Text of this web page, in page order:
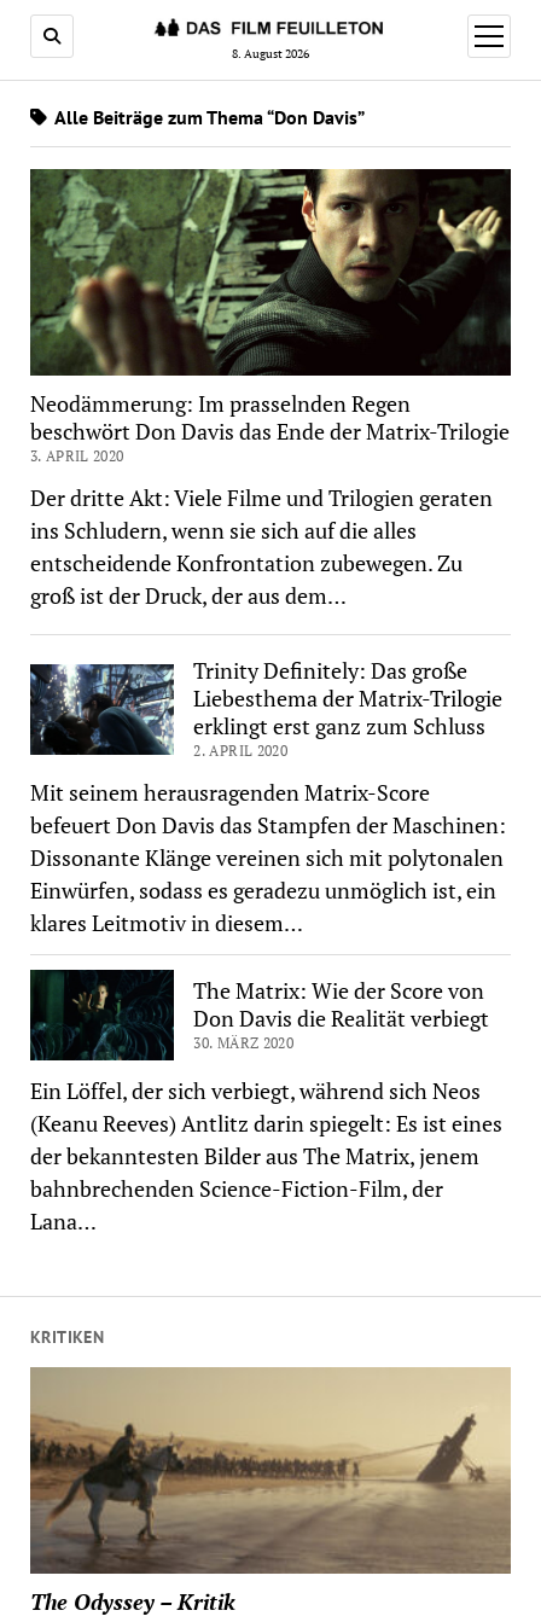
8. August 2026
Menü
öffnen
KRITIKEN
The Odyssey – Kritik
Alle Beiträge zum Thema “Don Davis”
Neodämmerung: Im prasselnden Regen
beschwört Don Davis das Ende der Matrix-Trilogie
3. APRIL 2020
Der dritte Akt: Viele Filme und Trilogien geraten
ins Schludern, wenn sie sich auf die alles
entscheidende Konfrontation zubewegen. Zu
groß ist der Druck, der aus dem…
Trinity Definitely: Das große
Liebesthema der Matrix-Trilogie
erklingt erst ganz zum Schluss
2. APRIL 2020
Mit seinem herausragenden Matrix-Score
befeuert Don Davis das Stampfen der Maschinen:
Dissonante Klänge vereinen sich mit polytonalen
Einwürfen, sodass es geradezu unmöglich ist, ein
klares Leitmotiv in diesem…
The Matrix: Wie der Score von
Don Davis die Realität verbiegt
30. MÄRZ 2020
Ein Löffel, der sich verbiegt, während sich Neos
(Keanu Reeves) Antlitz darin spiegelt: Es ist eines
der bekanntesten Bilder aus The Matrix, jenem
bahnbrechenden Science-Fiction-Film, der
Lana…